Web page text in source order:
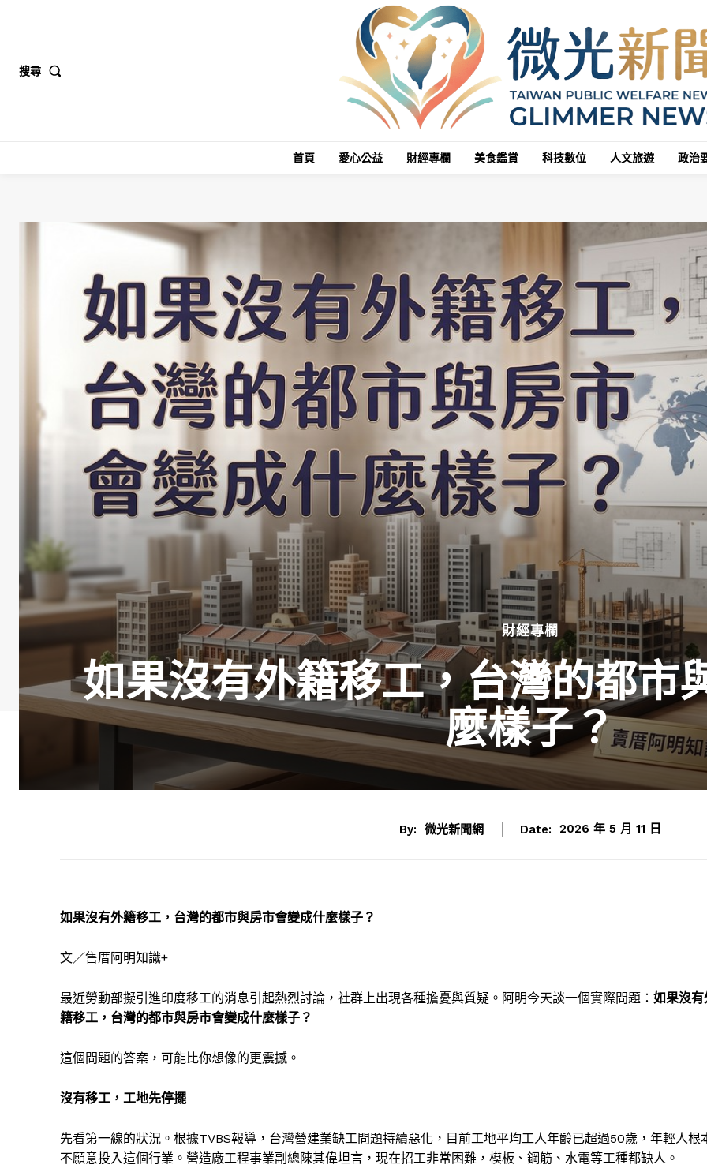
搜尋
首頁 愛心公益 財經專欄 美食鑑賞 科技數位 人文旅遊 政治
財經專欄
如果沒有外籍移工，台灣的都市
麼樣子？
By: 微光新聞網 Date: 2026 年 5 月 11 日
如果沒有外籍移工，台灣的都市與房市會變成什麼樣子？
文／售厝阿明知識+
最近勞動部擬引進印度移工的消息引起熱烈討論，社群上出現各種擔憂與質疑。阿明今天談一個實際問題： 如果沒有
籍移工，台灣的都市與房市會變成什麼樣子？
這個問題的答案，可能比你想像的更震撼。
沒有移工，工地先停擺
先看第一線的狀況。根據TVBS報導，台灣營建業缺工問題持續惡化，目前工地平均工人年齡已超過50歲，年輕人根
不願意投入這個行業。營造廠工程事業副總陳其偉坦言，現在招工非常困難，模板、鋼筋、水電等工種都缺人。